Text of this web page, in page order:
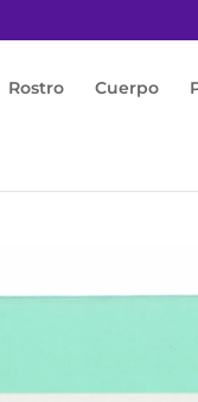
Rostro Cuerpo